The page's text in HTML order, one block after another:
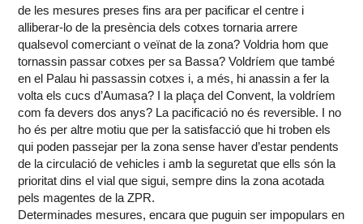
de les mesures preses fins ara per pacificar el centre i
alliberar-lo de la presència dels cotxes tornaria arrere
qualsevol comerciant o veïnat de la zona? Voldria hom que
tornassin passar cotxes per sa Bassa? Voldríem que també
en el Palau hi passassin cotxes i, a més, hi anassin a fer la
volta els cucs d’Aumasa? I la plaça del Convent, la voldríem
com fa devers dos anys? La pacificació no és reversible. I no
ho és per altre motiu que per la satisfacció que hi troben els
qui poden passejar per la zona sense haver d’estar pendents
de la circulació de vehicles i amb la seguretat que ells són la
prioritat dins el vial que sigui, sempre dins la zona acotada
pels magentes de la ZPR.
Determinades mesures, encara que puguin ser impopulars en